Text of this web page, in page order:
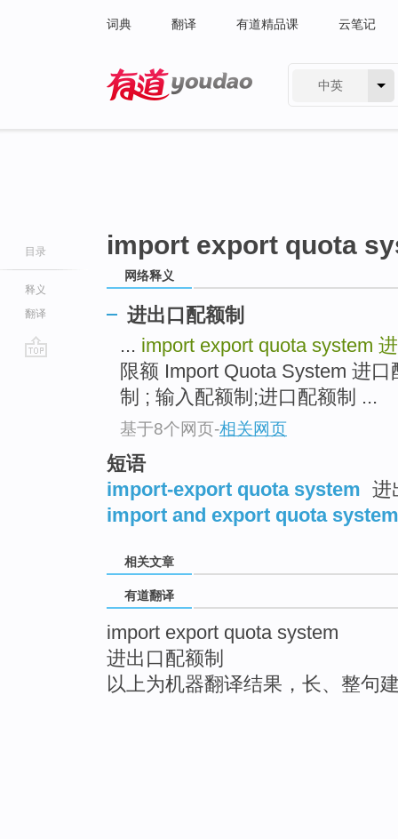
词典 翻译 有道精品课 云笔记
中英
目录
释义
翻译
import export quota
网络释义
进出口配额制
... import export quota system
限额 Import Quota System 进
制 ; 输入配额制;进口配额制 ...
基于8个网页-相关网页
短语
import-export quota system 进
import and export quota system
相关文章
有道翻译
import export quota system
进出口配额制
以上为机器翻译结果，长、整句